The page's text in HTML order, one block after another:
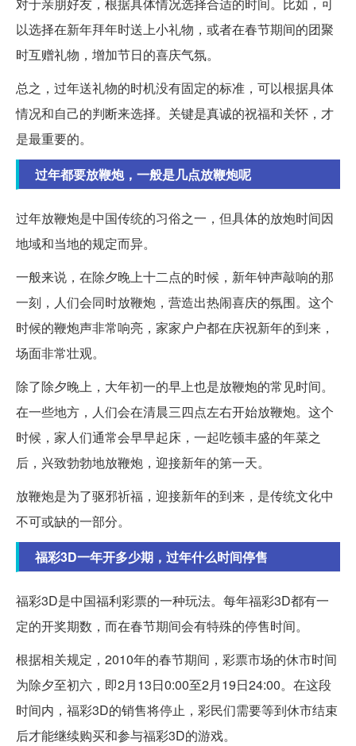
对于亲朋好友，根据具体情况选择合适的时间。比如，可
以选择在新年拜年时送上小礼物，或者在春节期间的团聚
时互赠礼物，增加节日的喜庆气氛。
总之，过年送礼物的时机没有固定的标准，可以根据具体
情况和自己的判断来选择。关键是真诚的祝福和关怀，才
是最重要的。
过年都要放鞭炮，一般是几点放鞭炮呢
过年放鞭炮是中国传统的习俗之一，但具体的放炮时间因
地域和当地的规定而异。
一般来说，在除夕晚上十二点的时候，新年钟声敲响的那
一刻，人们会同时放鞭炮，营造出热闹喜庆的氛围。这个
时候的鞭炮声非常响亮，家家户户都在庆祝新年的到来，
场面非常壮观。
除了除夕晚上，大年初一的早上也是放鞭炮的常见时间。
在一些地方，人们会在清晨三四点左右开始放鞭炮。这个
时候，家人们通常会早早起床，一起吃顿丰盛的年菜之
后，兴致勃勃地放鞭炮，迎接新年的第一天。
放鞭炮是为了驱邪祈福，迎接新年的到来，是传统文化中
不可或缺的一部分。
福彩3D一年开多少期，过年什么时间停售
福彩3D是中国福利彩票的一种玩法。每年福彩3D都有一
定的开奖期数，而在春节期间会有特殊的停售时间。
根据相关规定，2010年的春节期间，彩票市场的休市时间
为除夕至初六，即2月13日0:00至2月19日24:00。在这段
时间内，福彩3D的销售将停止，彩民们需要等到休市结束
后才能继续购买和参与福彩3D的游戏。